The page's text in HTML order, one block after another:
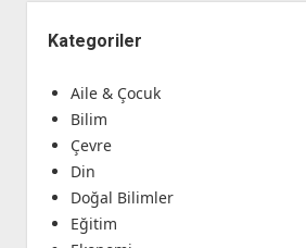
Kategoriler
Aile & Çocuk
Bilim
Çevre
Din
Doğal Bilimler
Eğitim